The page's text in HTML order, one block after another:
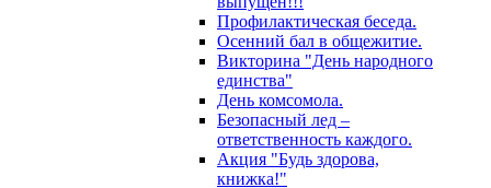
Профилактическая беседа.
Осенний бал в общежитие.
Викторина "День народного
единства"
День комсомола.
Безопасный лед –
ответственность каждого.
Акция "Будь здорова,
книжка!"